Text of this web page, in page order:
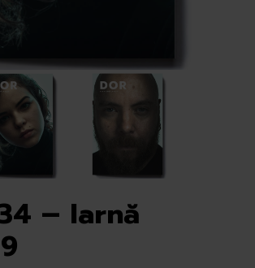
– Iarnă